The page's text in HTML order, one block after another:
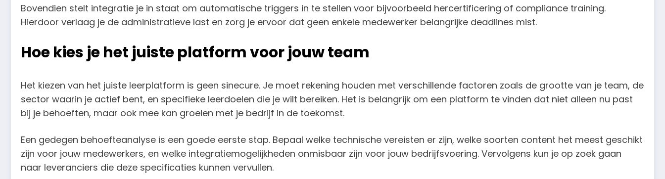
Bovendien stelt integratie je in staat om automatische triggers in te stellen voor bijvoorbeeld hercertificering of compliance training.
Hierdoor verlaag je de administratieve last en zorg je ervoor dat geen enkele medewerker belangrijke deadlines mist.
Hoe kies je het juiste platform voor jouw team
Het kiezen van het juiste leerplatform is geen sinecure. Je moet rekening houden met verschillende factoren zoals de grootte van je team, de
sector waarin je actief bent, en specifieke leerdoelen die je wilt bereiken. Het is belangrijk om een platform te vinden dat niet alleen nu past
bij je behoeften, maar ook mee kan groeien met je bedrijf in de toekomst.
Een gedegen behoefteanalyse is een goede eerste stap. Bepaal welke technische vereisten er zijn, welke soorten content het meest geschikt
zijn voor jouw medewerkers, en welke integratiemogelijkheden onmisbaar zijn voor jouw bedrijfsvoering. Vervolgens kun je op zoek gaan
naar leveranciers die deze specificaties kunnen vervullen.